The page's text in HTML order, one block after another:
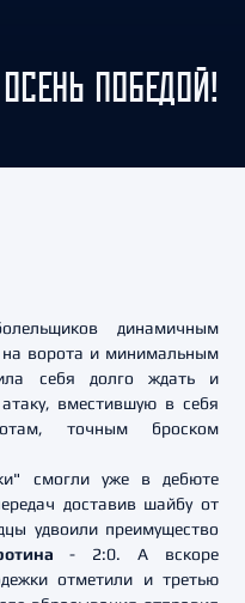
ПОБЕДОЙ!
динамичным
на ворота и минимальным
себя долго ждать и
вместившую в себя
точным броском
смогли уже в дебюте
доставив шайбу от
удвоили преимущество
- 2:0. А вскоре
отметили и третью